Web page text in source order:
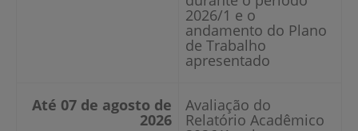
2026/1 e o
andamento do Plano
de Trabalho
apresentado
Até 07 de agosto de
2026
Avaliação do
Relatório Acadêmico